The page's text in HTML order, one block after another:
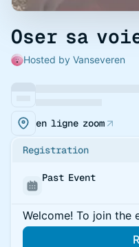
Oser sa
Hosted by Vanseveren
en ligne zoom
Registration
Past Event
Welcome! To join the